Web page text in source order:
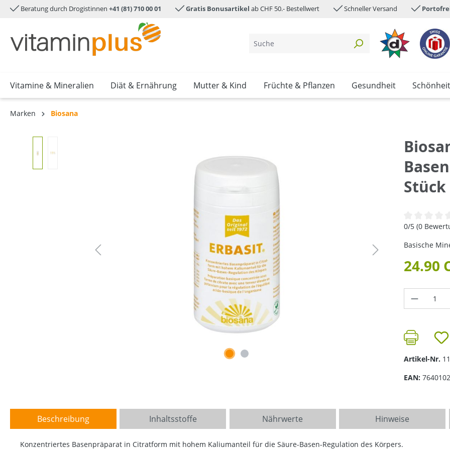
springen Zur Hauptnavigation springen
Beratung durch Drogistinnen +41 (81) 710 00 01 Gratis Bonusartikel ab CHF 50.- Bestellwert Schneller Versand
Vitamine & Mineralien Diät & Ernährung Mutter & Kind Früchte & Pflanzen Gesundheit Schönheit
Marken Biosana
Stück
0/5 (0
Basische
24.90
Artikel-Nr.
EAN:
Beschreibung Inhaltsstoffe Nährwerte Hinweise
Konzentriertes Basenpräparat in Citratform mit hohem Kaliumanteil für die Säure-Basen-Regulation des Körpers.